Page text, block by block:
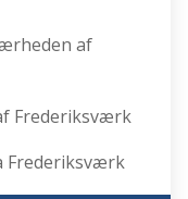
af
Frederiksværk
Frederiksværk